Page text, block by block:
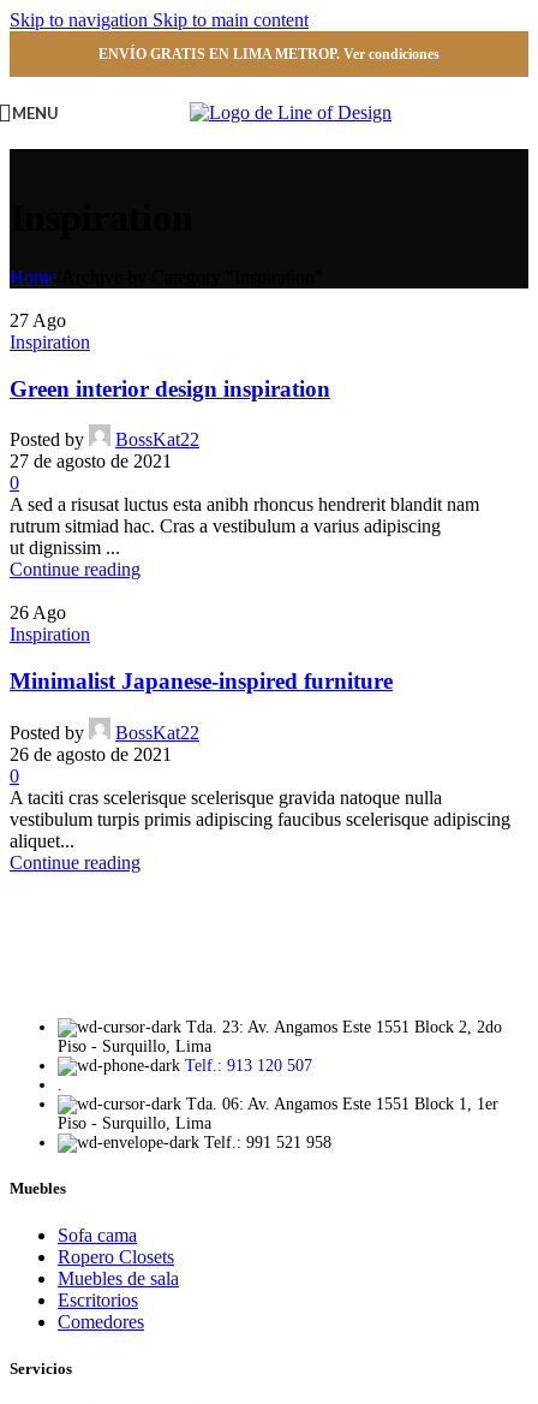
Skip to navigation Skip to main content
ENVÍO GRATIS EN LIMA METROP. Ver condiciones
MENU
Home
27 Ago
Inspiration
Green interior design inspiration
Posted by
BossKat22
27 de agosto de 2021
0
A sed a risusat luctus esta anibh rhoncus hendrerit blandit nam
rutrum sitmiad hac. Cras a vestibulum a varius adipiscing
ut dignissim ...
Continue reading
26 Ago
Inspiration
Minimalist Japanese-inspired furniture
Posted by
BossKat22
26 de agosto de 2021
0
A taciti cras scelerisque scelerisque gravida natoque nulla
vestibulum turpis primis adipiscing faucibus scelerisque adipiscing
aliquet...
Continue reading
Tda. 23: Av. Angamos Este 1551 Block 2, 2do
Piso - Surquillo, Lima
Telf.: 913 120 507
Tda. 06: Av. Angamos Este 1551 Block 1, 1er
Piso - Surquillo, Lima
Telf.: 991 521 958
Muebles
Sofa cama
Ropero Closets
Muebles de sala
Escritorios
Comedores
Servicios